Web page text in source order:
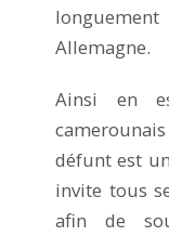
Allemagne.
Ainsi en
défunt est
invite tous
afin de